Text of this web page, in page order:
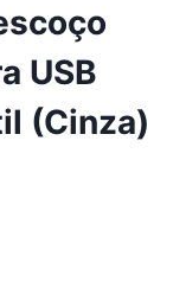
USB
(Cinza)